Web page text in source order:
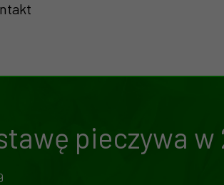
pieczywa w